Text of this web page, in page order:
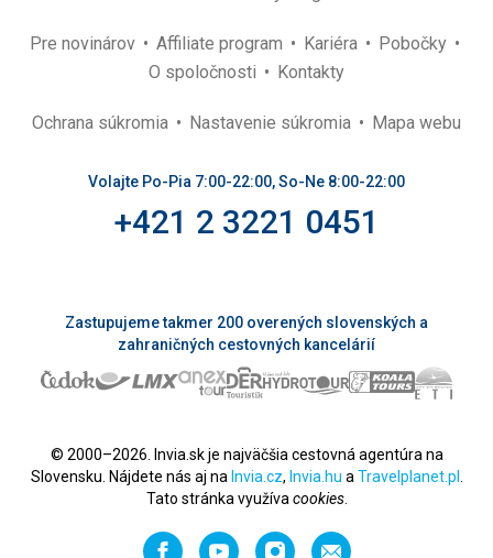
Pre novinárov Affiliate program Kariéra
Pobočky
O spoločnosti
Kontakty
Ochrana súkromia Nastavenie súkromia Mapa webu
Volajte Po-Pia 7:00-22:00, So-Ne 8:00-22:00
+421 2 3221 0451
Zastupujeme takmer 200 overených slovenských a
zahraničných cestovných kancelárií
© 2000–2026. Invia.sk je najväčšia cestovná agentúra na
Slovensku. Nájdete nás aj na Invia.cz, Invia.hu a Travelplanet.pl
Tato stránka využíva cookies.